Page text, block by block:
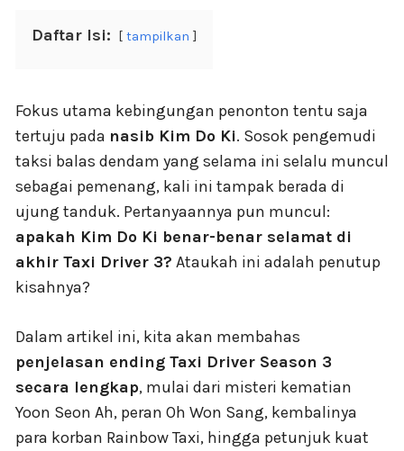
Daftar Isi: tampilkan
Fokus utama kebingungan penonton tentu saja
tertuju pada nasib Kim Do Ki. Sosok pengemudi
taksi balas dendam yang selama ini selalu muncul
sebagai pemenang, kali ini tampak berada di
ujung tanduk. Pertanyaannya pun muncul:
apakah Kim Do Ki benar-benar selamat di
akhir Taxi Driver 3? Ataukah ini adalah penutup
kisahnya?
Dalam artikel ini, kita akan membahas
penjelasan ending Taxi Driver Season 3
secara lengkap, mulai dari misteri kematian
Yoon Seon Ah, peran Oh Won Sang, kembalinya
para korban Rainbow Taxi, hingga petunjuk kuat